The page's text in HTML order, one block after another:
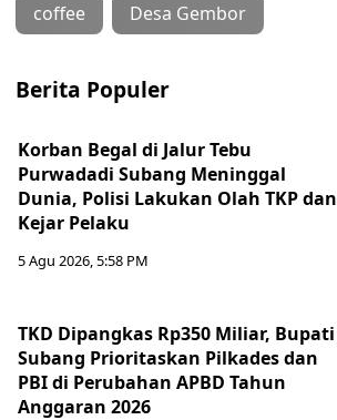
coffee Desa Gembor
Berita Populer
Korban Begal di Jalur Tebu
Purwadadi Subang Meninggal
Dunia, Polisi Lakukan Olah TKP dan
Kejar Pelaku
5 Agu 2026, 5:58 PM
TKD Dipangkas Rp350 Miliar, Bupati
Subang Prioritaskan Pilkades dan
PBI di Perubahan APBD Tahun
Anggaran 2026